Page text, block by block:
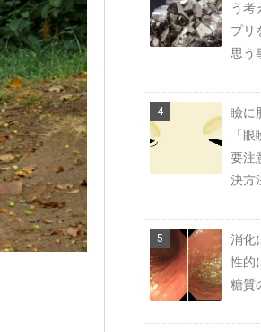
う考
プリ
思う
瞼に
「
要注
決方
消化
性的
糖質